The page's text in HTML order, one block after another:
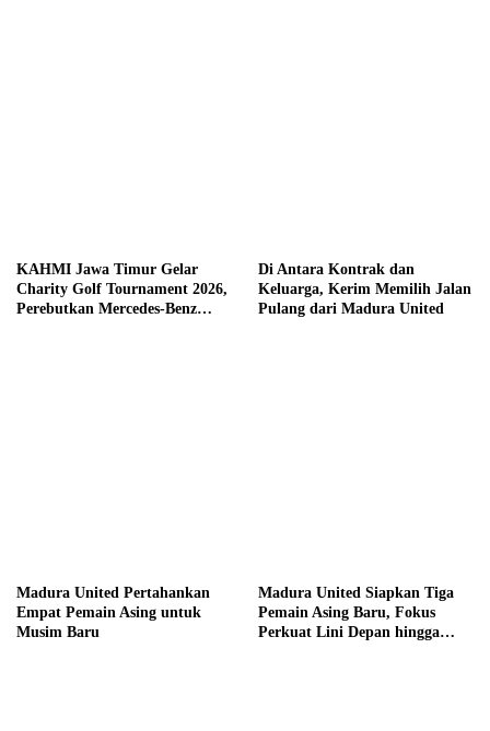
KAHMI Jawa Timur Gelar
Charity Golf Tournament 2026,
Perebutkan Mercedes-Benz
Di Antara Kontrak dan
Keluarga, Kerim Memilih Jalan
Pulang dari Madura United
Madura United Pertahankan
Empat Pemain Asing untuk
Musim Baru
Madura United Siapkan Tiga
Pemain Asing Baru, Fokus
Perkuat Lini Depan hingga